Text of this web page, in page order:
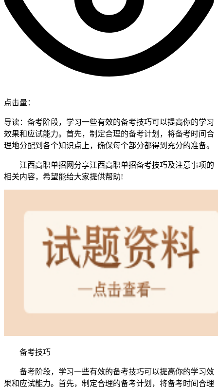
点击量：
导读：备考阶段，学习一些有效的备考技巧可以提高你的学习
效果和应试能力。首先，制定合理的备考计划，将备考时间合
理地分配到各个知识点上，确保每个部分都得到充分的准备。
江西高职单招网分享江西高职单招备考技巧及注意事项的
相关内容，希望能给大家提供帮助!
备考技巧
备考阶段，学习一些有效的备考技巧可以提高你的学习效
果和应试能力。首先，制定合理的备考计划，将备考时间合理